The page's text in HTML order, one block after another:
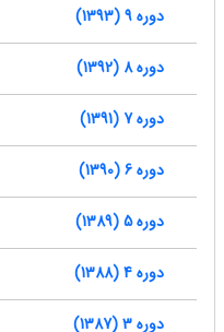
دوره 9 (1393)
دوره 8 (1392)
دوره 7 (1391)
دوره 6 (1390)
دوره 5 (1389)
دوره 4 (1388)
دوره 3 (1387)